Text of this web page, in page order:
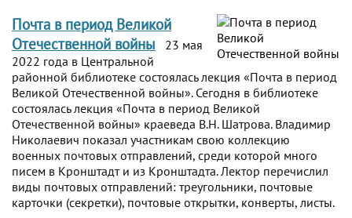
Почта в период Великой
Отечественной войны
23 мая
2022 года в Центральной
районной библиотеке состоялась лекция «Почта в период
Великой Отечественной войны». Сегодня в библиотеке
состоялась лекция «Почта в период Великой
Отечественной войны» краеведа В.Н. Шатрова. Владимир
Николаевич показал участникам свою коллекцию
военных почтовых отправлений, среди которой много
писем в Кронштадт и из Кронштадта. Лектор перечислил
виды почтовых отправлений: треугольники, почтовые
карточки (секретки), почтовые открытки, конверты, листы.